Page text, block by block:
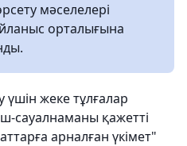
мәселелері
орталығына
үшін жеке тұлғалар
сауалнаманы қажетті
арналған үкімет"